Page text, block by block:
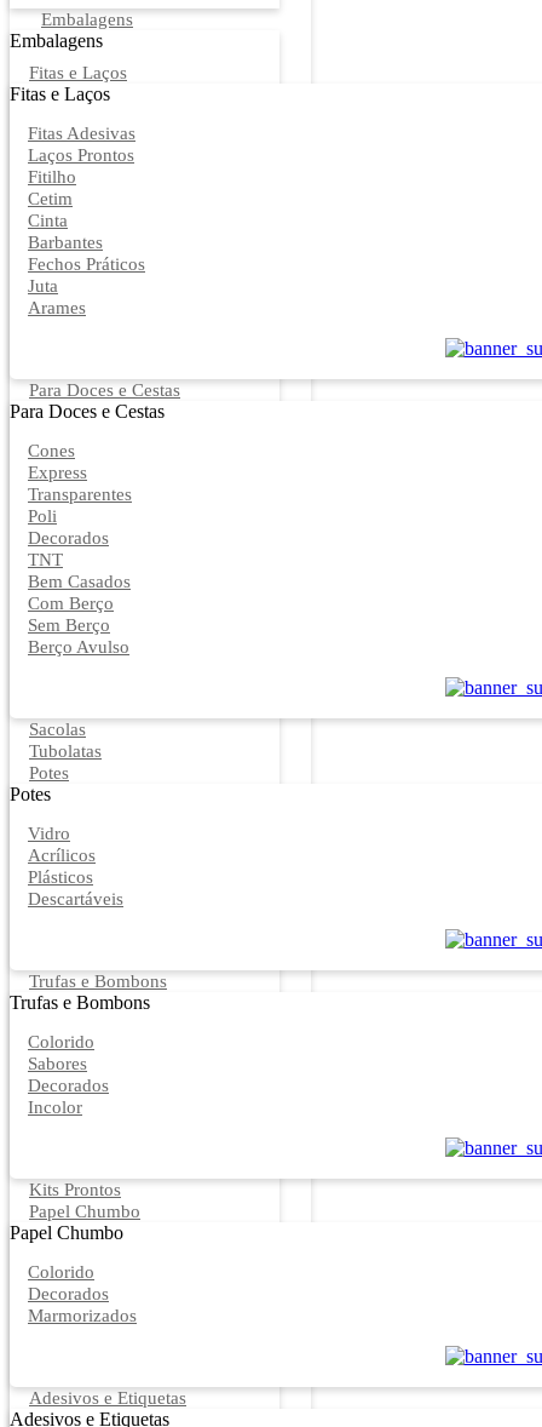
Embalagens
Embalagens
Fitas e Laços
Fitas e Laços
Fitas Adesivas
Laços Prontos
Fitilho
Cetim
Cinta
Barbantes
Fechos Práticos
Juta
Arames
Para Doces e Cestas
Para Doces e Cestas
Cones
Express
Transparentes
Poli
Decorados
TNT
Bem Casados
Com Berço
Sem Berço
Berço Avulso
Sacolas
Tubolatas
Potes
Potes
Vidro
Acrílicos
Plásticos
Descartáveis
Trufas e Bombons
Trufas e Bombons
Colorido
Sabores
Decorados
Incolor
Kits Prontos
Papel Chumbo
Papel Chumbo
Colorido
Decorados
Marmorizados
Adesivos e Etiquetas
Adesivos e Etiquetas